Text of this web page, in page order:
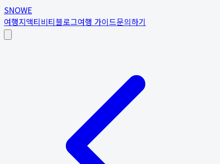
SNOWE
여행지액티비티블로그여행 가이드문의하기